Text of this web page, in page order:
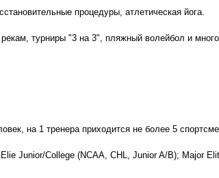
процедуры, атлетическая йога.
турниры "3 на 3", пляжный волейбол и
на 1 тренера приходится не более 5
Junior/College (NCAA, CHL, Junior A/B); Major